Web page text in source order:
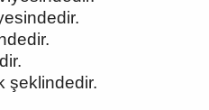
şeklindedir.